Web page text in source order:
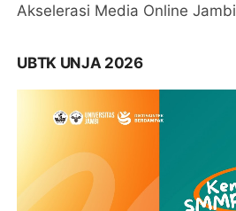
Akselerasi Media Online Jambi
UBTK UNJA 2026